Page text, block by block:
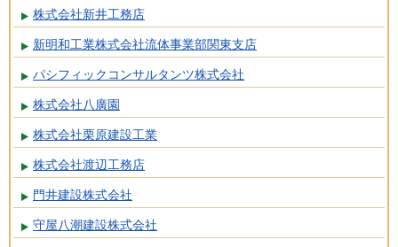
株式会社新井工務店
新明和工業株式会社流体事業部関東支店
パシフィックコンサルタンツ株式会社
株式会社八廣園
株式会社栗原建設工業
株式会社渡辺工務店
門井建設株式会社
守屋八潮建設株式会社